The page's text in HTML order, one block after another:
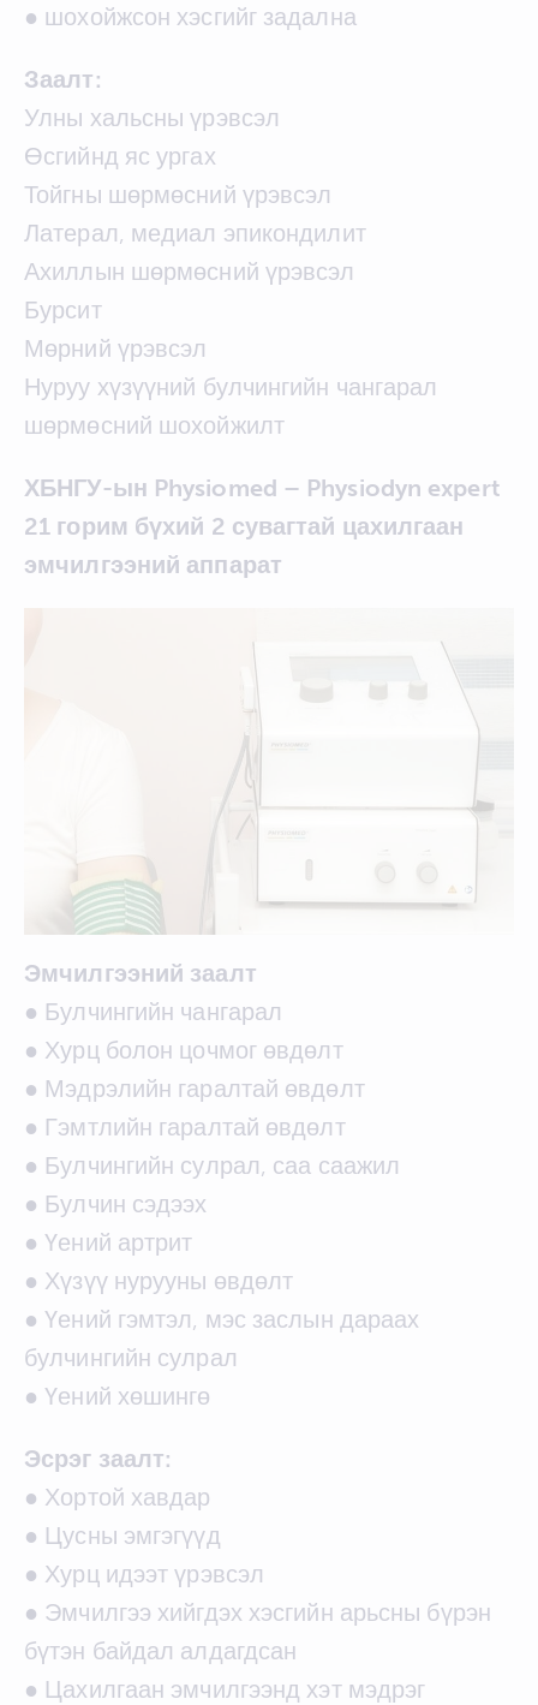
● шохойжсон хэсгийг задална
Заалт:
Улны хальсны үрэвсэл
Өсгийнд яс ургах
Тойгны шөрмөсний үрэвсэл
Латерал, медиал эпикондилит
Ахиллын шөрмөсний үрэвсэл
Бурсит
Мөрний үрэвсэл
Нуруу хүзүүний булчингийн чангарал
шөрмөсний шохойжилт
ХБНГУ-ын Physiomed – Physiodyn expert
21 горим бүхий 2 сувагтай цахилгаан
эмчилгээний аппарат
Эмчилгээний заалт
● Булчингийн чангарал
● Хурц болон цочмог өвдөлт
● Мэдрэлийн гаралтай өвдөлт
● Гэмтлийн гаралтай өвдөлт
● Булчингийн сулрал, саа саажил
● Булчин сэдээх
● Үений артрит
● Хүзүү нурууны өвдөлт
● Үений гэмтэл, мэс заслын дараах
булчингийн сулрал
● Үений хөшингө
Эсрэг заалт:
● Хортой хавдар
● Цусны эмгэгүүд
● Хурц идээт үрэвсэл
● Эмчилгээ хийгдэх хэсгийн арьсны бүрэн
бүтэн байдал алдагдсан
● Цахилгаан эмчилгээнд хэт мэдрэг